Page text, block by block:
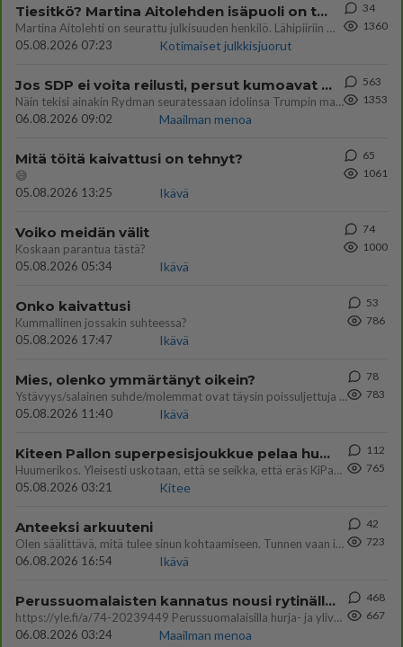
Tiesitkö? Martina Aitolehden isäpuoli on tämä suosittu laulaja
Martina Aitolehti on seurattu julkisuuden henkilö. Lähipiiriin mahtuu muitakin tunnettuja henkilöitä. Tiesitkö, että Ma
05.08.2026 07:23
Kotimaiset julkkisjuorut
34
1360
Jos SDP ei voita reilusti, persut kumoavat demokratian Suomesta
Näin tekisi ainakin Rydman seuratessaan idolinsa Trumpin mallia https://www.is.fi/politiikka/art-2000012187244.html
06.08.2026 09:02
Maailman menoa
563
1353
Mitä töitä kaivattusi on tehnyt?
😅
05.08.2026 13:25
Ikävä
65
1061
Voiko meidän välit
Koskaan parantua tästä?
05.08.2026 05:34
Ikävä
74
1000
Onko kaivattusi
Kummallinen jossakin suhteessa?
05.08.2026 17:47
Ikävä
53
786
Mies, olenko ymmärtänyt oikein?
Ystävyys/salainen suhde/molemmat ovat täysin poissuljettuja asioita? Nainen
05.08.2026 11:40
Ikävä
78
783
Kiteen Pallon superpesisjoukkue pelaa huumeiden vaikutuksen alaisena
Huumerikos. Yleisesti uskotaan, että se seikka, että eräs KiPan pelaaja kärähtää huumeista, on vain jäävuoren huippu. M
05.08.2026 03:21
Kitee
112
765
Anteeksi arkuuteni
Olen säälittävä, mitä tulee sinun kohtaamiseen. Tunnen vaan itseni todella epävarmaksi sun kanssa. Jos minun olisi pitän
06.08.2026 16:54
Ikävä
42
723
Perussuomalaisten kannatus nousi rytinällä Ylen tänään julkaisemassa tuoreimmassa gallup-kyselyssä.
https://yle.fi/a/74-20239449 Perussuomalaisilla hurja- ja ylivoimaisesti suurin nousu tässä uudessa Ylen gallupissa. Kyl
06.08.2026 03:24
Maailman menoa
468
667